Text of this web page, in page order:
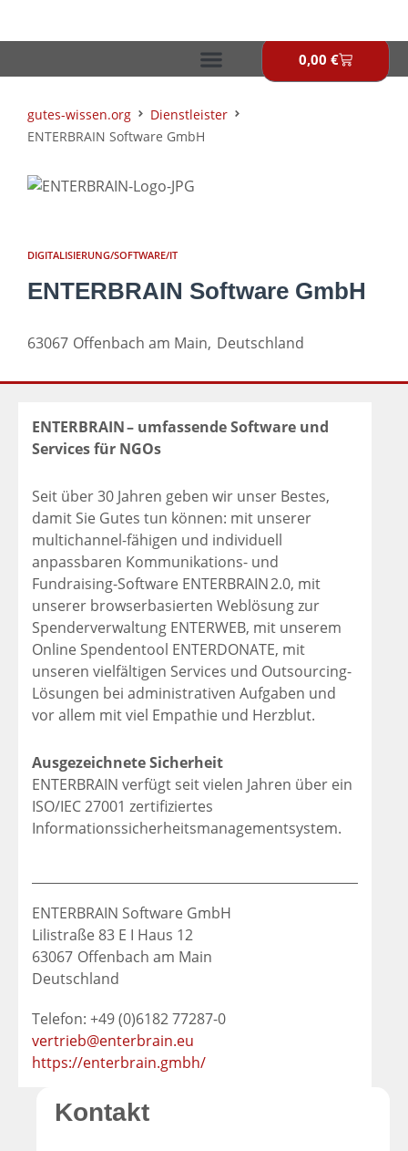
0,00 €
gutes-wissen.org
Dienstleister
ENTERBRAIN Software GmbH
DIGITALISIERUNG/SOFTWARE/IT
ENTERBRAIN Software GmbH
63067 Offenbach am Main, Deutschland
ENTERBRAIN – umfassende Software und
Services für NGOs
Seit über 30 Jahren geben wir unser Bestes,
damit Sie Gutes tun können: mit unserer
multichannel-fähigen und individuell
anpassbaren Kommunikations- und
Fundraising-Software ENTERBRAIN 2.0, mit
unserer browserbasierten Weblösung zur
Spenderverwaltung ENTERWEB, mit unserem
Online Spendentool ENTERDONATE, mit
unseren vielfältigen Services und Outsourcing-
Lösungen bei administrativen Aufgaben und
vor allem mit viel Empa­thie und Herzblut.
Ausgezeichnete Sicherheit
ENTERBRAIN verfügt seit vielen Jahren über ein
ISO/IEC 27001 zertifiziertes
Informationssicherheitsmanagementsystem.
ENTERBRAIN Software GmbH
Lilistraße 83 E I Haus 12
63067 Offenbach am Main
Deutschland
Telefon: +49 (0)6182 77287-0
vertrieb@enterbrain.eu
https://enterbrain.gmbh/
Kontakt